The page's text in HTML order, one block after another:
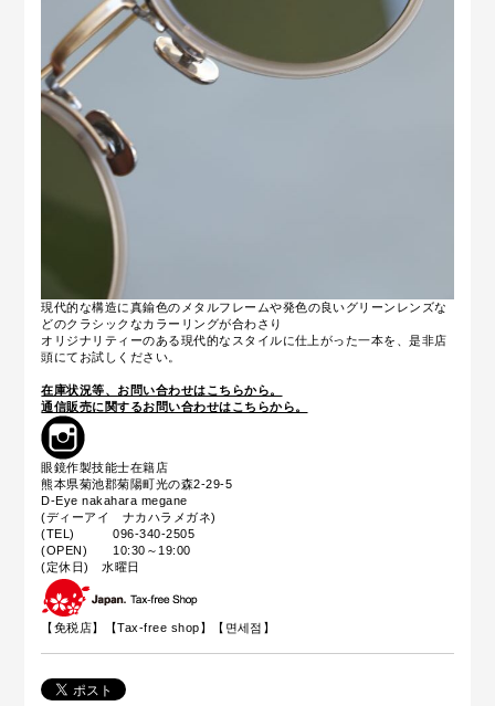
現代的な構造に真鍮色のメタルフレームや発色の良いグリーンレンズな
どのクラシックなカラーリングが合わさり
オリジナリティーのある現代的なスタイルに仕上がった一本を、是非店
頭にてお試しください。
在庫状況等、お問い合わせはこちらから。
通信販売に関するお問い合わせはこちらから。
眼鏡作製技能士在籍店
熊本県菊池郡菊陽町光の森2-29-5
D-Eye nakahara megane
(ディーアイ ナカハラメガネ)
(TEL) 096-340-2505
(OPEN) 10:30～19:00
(定休日) 水曜日
【免税店】【Tax-free shop】【면세점】